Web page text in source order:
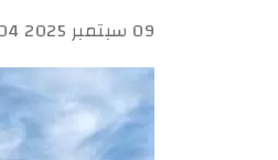
09 سبتمبر 2025 08:04